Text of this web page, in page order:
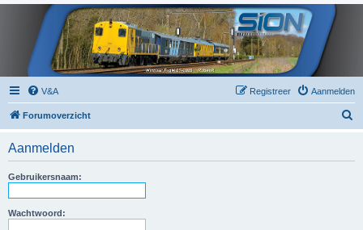
V&A Aanmelden
Registreer
Forumoverzicht
Aanmelden
Gebruikersnaam:
Wachtwoord: